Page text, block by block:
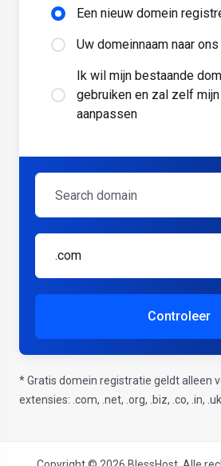
Een nieuw domein
Uw domeinnaam naar
Ik wil mijn bestaande
gebruiken en zal zelf
aanpassen
.com
Controleer
* Gratis domein registratie geldt alleen
extensies: .com, .net, .org, .biz, .co, .in,